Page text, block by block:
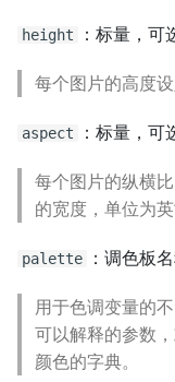
height ：标量，可
每个图片的高度
aspect ：标量，可
每个图片的纵横
的宽度，单位为英
palette ：调色板
用于色调变量的
可以解释的参数
颜色的字典。